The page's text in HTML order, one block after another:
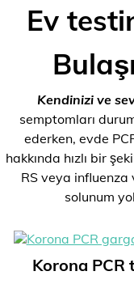
Ev
Kendinizi ve
semptomları
ederken, evde
hakkında hızlı bir
RS veya
solunum
Korona PCR